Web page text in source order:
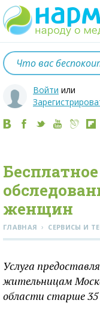
Войти или
Бесплатное
женщин
ГЛАВНАЯ › СЕРВИСЫ И
Услуга
жительницам
области старше